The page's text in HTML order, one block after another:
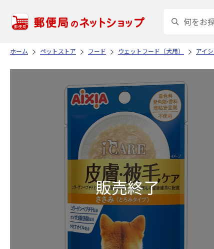
ホーム ペットストア フード ウェットフード（犬用） アイ